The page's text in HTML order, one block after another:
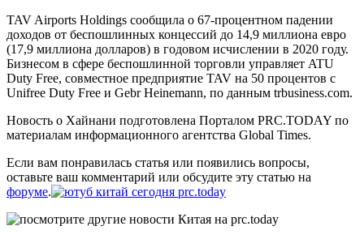
TAV Airports Holdings сообщила о 67-процентном падении
доходов от беспошлинных концессий до 14,9 миллиона евро
(17,9 миллиона долларов) в годовом исчислении в 2020 году.
Бизнесом в сфере беспошлинной торговли управляет ATU
Duty Free, совместное предприятие TAV на 50 процентов с
Unifree Duty Free и Gebr Heinemann, по данным trbusiness.com.
Новость о Хайнани подготовлена Порталом PRC.TODAY по
материалам информационного агентства Global Times.
Если вам понравилась статья или появились вопросы,
оставьте ваш комментарий или обсудите эту статью на
форуме.